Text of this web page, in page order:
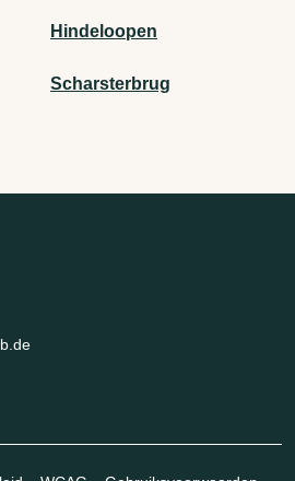
Hindeloopen
Scharsterbrug